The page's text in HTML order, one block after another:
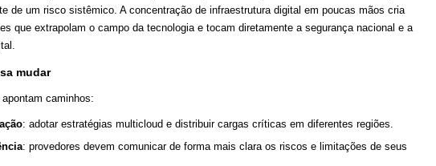
de um risco sistêmico. A concentração de infraestrutura digital em poucas mãos cria
que extrapolam o campo da tecnologia e tocam diretamente a segurança nacional e a
mudar
caminhos:
: adotar estratégias multicloud e distribuir cargas críticas em diferentes regiões.
: provedores devem comunicar de forma mais clara os riscos e limitações de seus